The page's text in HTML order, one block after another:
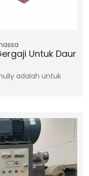
Untuk Daur
adalah untuk